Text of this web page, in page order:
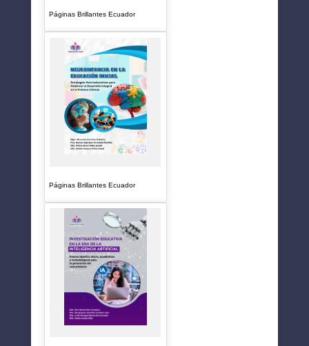
Páginas Brillantes Ecuador
Páginas Brillantes Ecuador